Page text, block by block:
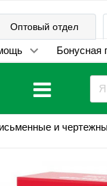
Оптовый отдел
Бонусная
и